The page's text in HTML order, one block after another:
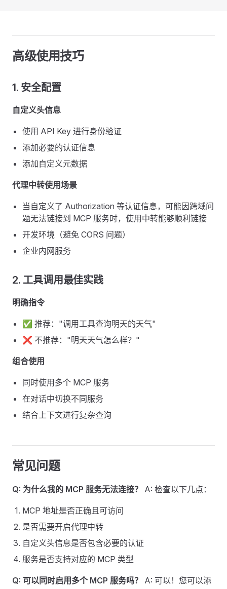
高级使用技巧
1. 安全配置
自定义头信息
使用 API Key 进行身份验证
添加必要的认证信息
添加自定义元数据
代理中转使用场景
当自定义了 Authorization 等认证信息，可能因跨域问
题无法链接到 MCP 服务时，使用中转能够顺利链接
开发环境（避免 CORS 问题）
企业内网服务
2. 工具调用最佳实践
明确指令
✅ 推荐："调用工具查询明天的天气"
❌ 不推荐："明天天气怎么样？"
组合使用
同时使用多个 MCP 服务
在对话中切换不同服务
结合上下文进行复杂查询
常见问题
Q: 为什么我的 MCP 服务无法连接？ A: 检查以下几点：
MCP 地址是否正确且可访问
是否需要开启代理中转
自定义头信息是否包含必要的认证
服务是否支持对应的 MCP 类型
Q: 可以同时启用多个 MCP 服务吗？
A: 可以！您可以添